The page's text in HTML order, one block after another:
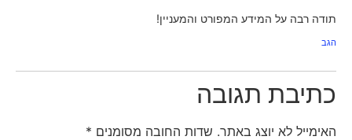
תודה רבה על המידע המפורט והמעניין!
כתיבת תגובה
האימייל לא יוצג באתר. שדות החובה מסומנים*